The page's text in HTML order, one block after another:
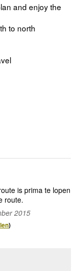
and enjoy the
to north
is prima te lopen
route.
2015
)